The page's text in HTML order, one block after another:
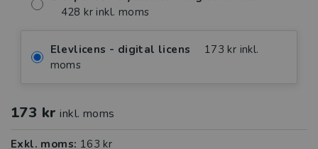
428 kr inkl. moms
Elevlicens - digital licens
173 kr inkl.
moms
173 kr inkl. moms
Exkl. moms: 163 kr